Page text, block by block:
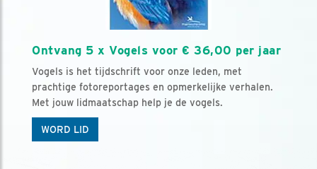
Ontvang 5 x Vogels voor € 36,00 per jaar
Vogels is het tijdschrift voor onze leden, met
prachtige fotoreportages en opmerkelijke verhalen.
Met jouw lidmaatschap help je de vogels.
WORD LID